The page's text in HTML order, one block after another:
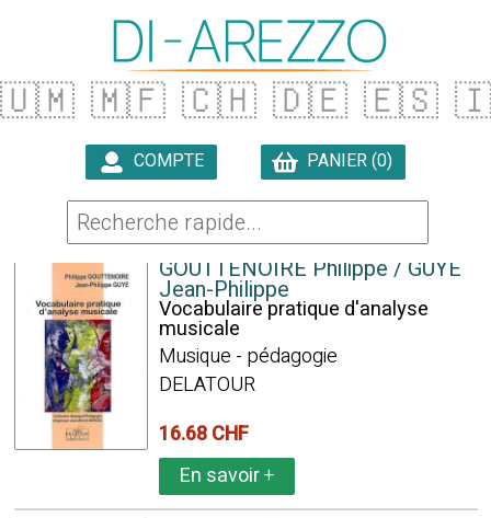
🇺🇲 🇲🇫 🇨🇭 🇩🇪 🇪🇸
COMPTE PANIER (0)
62 ARTICLES TROUVÉS
GOUTTENOIRE Philippe / GUYE
Jean-Philippe
Vocabulaire pratique d'analyse
musicale
Musique - pédagogie
DELATOUR
16.68 CHF
En savoir+